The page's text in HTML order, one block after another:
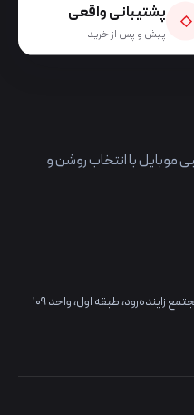
◇ پشتیبانی واقعی
پیش و پس از خرید
موبایل با انتخاب روشن و
زاینده‌رود، طبقه اول، واحد ۱۰۹